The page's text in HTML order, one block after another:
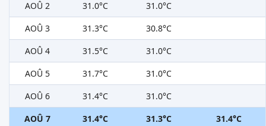
AOÛ 2 31.0°C
31.0°C
AOÛ 3
31.3°C
30.8°C
AOÛ 4
31.5°C
31.0°C
AOÛ 5
31.7°C
31.0°C
AOÛ 6
31.4°C
31.0°C
AOÛ 7
31.4°C 31.3°C
31.4°C